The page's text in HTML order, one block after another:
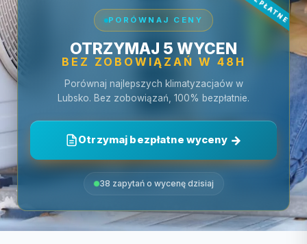
PORÓWNAJ CENY
OTRZYMAJ 5 WYCEN
BEZ ZOBOWIĄZAŃ W 48H
Porównaj najlepszych klimatyzacjaów w
Lubsko. Bez zobowiązań, 100% bezpłatnie.
Otrzymaj bezpłatne wyceny
38 zapytań o wycenę dzisiaj